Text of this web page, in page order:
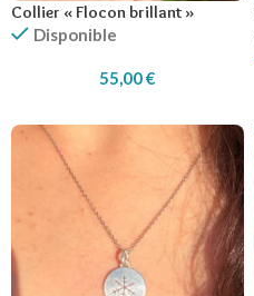
Collier « Flocon brillant »
Disponible
55,00€